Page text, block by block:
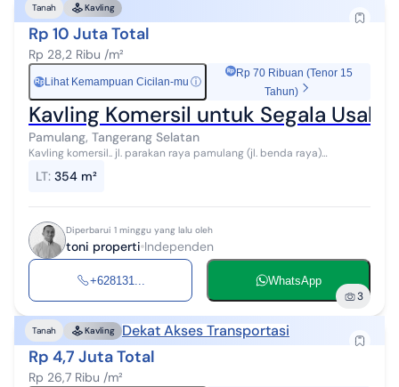
Tanah Kavling
Rp 10 Juta Total
Rp 28,2 Ribu /m²
Rp Lihat Kemampuan Cicilan-mu ⓘ
Rp 70 Ribuan (Tenor 15
Tahun)
Kavling Komersil untuk Segala
Pamulang, Tangerang Selatan
Kavling komersil.. jl. parakan raya pamulang (jl. benda raya)
cocok untuk seg...
LT: 354 m²
Diperbarui 1 minggu yang lalu oleh
toni properti Independen
+628131... WhatsApp
3
Tanah Kavling Dekat Akses Transportasi
Rp 4,7 Juta Total
Rp 26,7 Ribu /m²